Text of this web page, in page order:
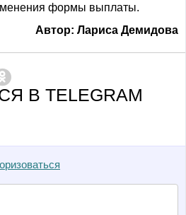
формы выплаты.
Автор: Лариса Демидова
В TELEGRAM